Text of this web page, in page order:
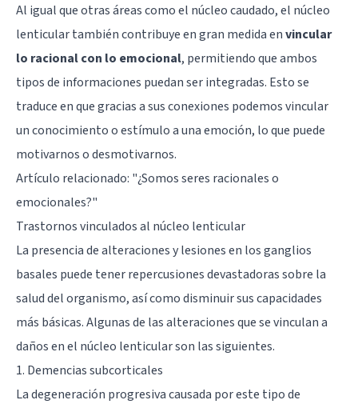
Al igual que otras áreas como el núcleo caudado, el núcleo
lenticular también contribuye en gran medida envincular
lo racional con lo emocional, permitiendo que ambos
tipos de informaciones puedan ser integradas. Esto se
traduce en que gracias a sus conexiones podemos vincular
un conocimiento o estímulo a una emoción, lo que puede
motivarnos o desmotivarnos.
Artículo relacionado: "¿Somos seres racionales o
emocionales?"
Trastornos vinculados al núcleo lenticular
La presencia de alteraciones y lesiones en los ganglios
basales puede tener repercusiones devastadoras sobre la
salud del organismo, así como disminuir sus capacidades
más básicas. Algunas de las alteraciones que se vinculan a
daños en el núcleo lenticular son las siguientes.
1. Demencias subcorticales
La degeneración progresiva causada por este tipo de